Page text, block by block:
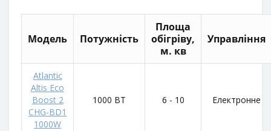
Модель Потужність
Площа
обігріву,
м. кв
Управління
Atlantic
Altis Eco
Boost 2
CHG-BD1
1000W
1000 ВТ 6 - 10 Електронне